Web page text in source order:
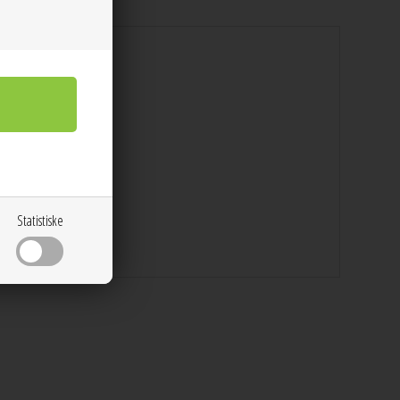
Statistiske